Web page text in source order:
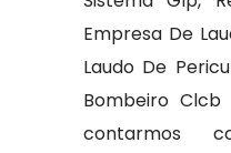
Empresa De
Laudo De
Bombeiro
contarmos